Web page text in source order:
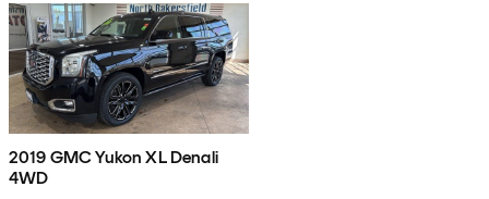
2019 GMC Yukon XL Denali
4WD